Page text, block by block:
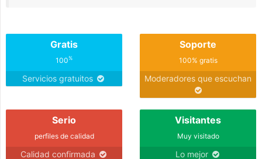
Gratis
100%
Servicios gratuitos
Soporte
100% gratis
Moderadores que escuchan
Serio
perfiles de calidad
Calidad confirmada
Visitantes
Muy visitado
Lo mejor